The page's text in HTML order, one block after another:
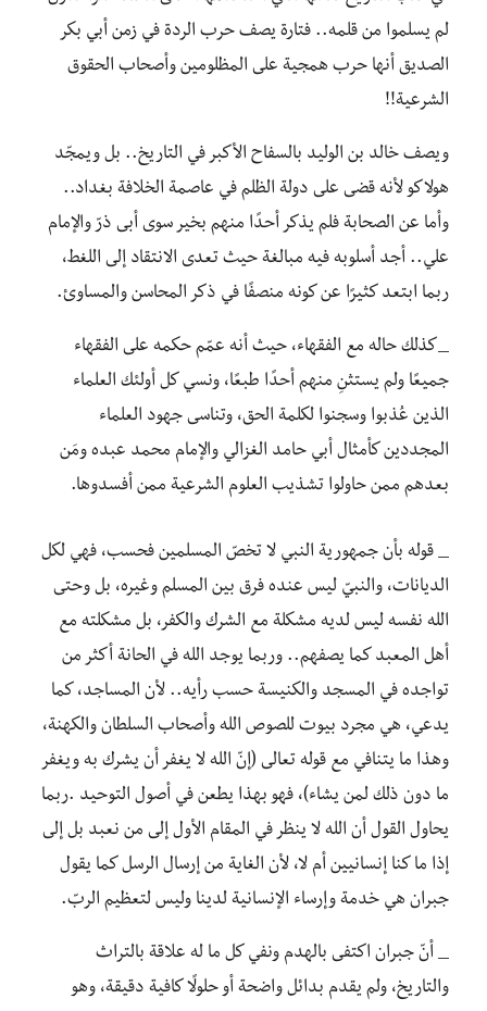
لم يسلموا من قلمه.. فتارة يصف حرب الردة في زمن أبي بكر
الصديق أنها حرب همجية على المظلومين وأصحاب الحقوق
الشرعية!!
ويصف خالد بن الوليد بالسفاح الأكبر في التاريخ.. بل ويمجّد
هولاكو لأنه قضى على دولة الظلم في عاصمة الخلافة بغداد..
وأما عن الصحابة فلم يذكر أحدًا منهم بخير سوى أبى ذرّ والإمام
علي.. أجد أسلوبه فيه مبالغة حيث تعدى الانتقاد إلى اللغط،
ربما ابتعد كثيرًا عن كونه منصفًا في ذكر المحاسن والمساوئ.
_كذلك حاله مع الفقهاء، حيث أنه عمّم حكمه على الفقهاء
جميعًا ولم يستثنِ منهم أحدًا طبعًا، ونسي كل أولئك العلماء
الذين عُذبوا وسجنوا لكلمة الحق، وتناسى جهود العلماء
المجددين كأمثال أبي حامد الغزالي والإمام محمد عبده ومَن
بعدهم ممن حاولوا تشذيب العلوم الشرعية ممن أفسدوها.
_ قوله بأن جمهورية النبي لا تخصّ المسلمين فحسب، فهي لكل
الديانات، والنبيّ ليس عنده فرق بين المسلم وغيره، بل وحتى
الله نفسه ليس لديه مشكلة مع الشرك والكفر، بل مشكلته مع
أهل المعبد كما يصفهم.. وربما يوجد الله في الحانة أكثر من
تواجده في المسجد والكنيسة حسب رأيه.. لأن المساجد، كما
يدعي، هي مجرد بيوت للصوص الله وأصحاب السلطان والكهنة،
وهذا ما يتنافي مع قوله تعالى (إنّ الله لا يغفر أن يشرك به ويغفر
ما دون ذلك لمن يشاء)، فهو بهذا يطعن في أصول التوحيد .ربما
يحاول القول أن الله لا ينظر في المقام الأول إلى من نعبد بل إلى
إذا ما كنا إنسانيين أم لا، لأن الغاية من إرسال الرسل كما يقول
جبران هي خدمة وإرساء الإنسانية لدينا وليس لتعظيم الربّ.
_ أنّ جبران اكتفى بالهدم ونفي كل ما له علاقة بالتراث
والتاريخ، ولم يقدم بدائل واضحة أو حلولًا كافية دقيقة، وهو